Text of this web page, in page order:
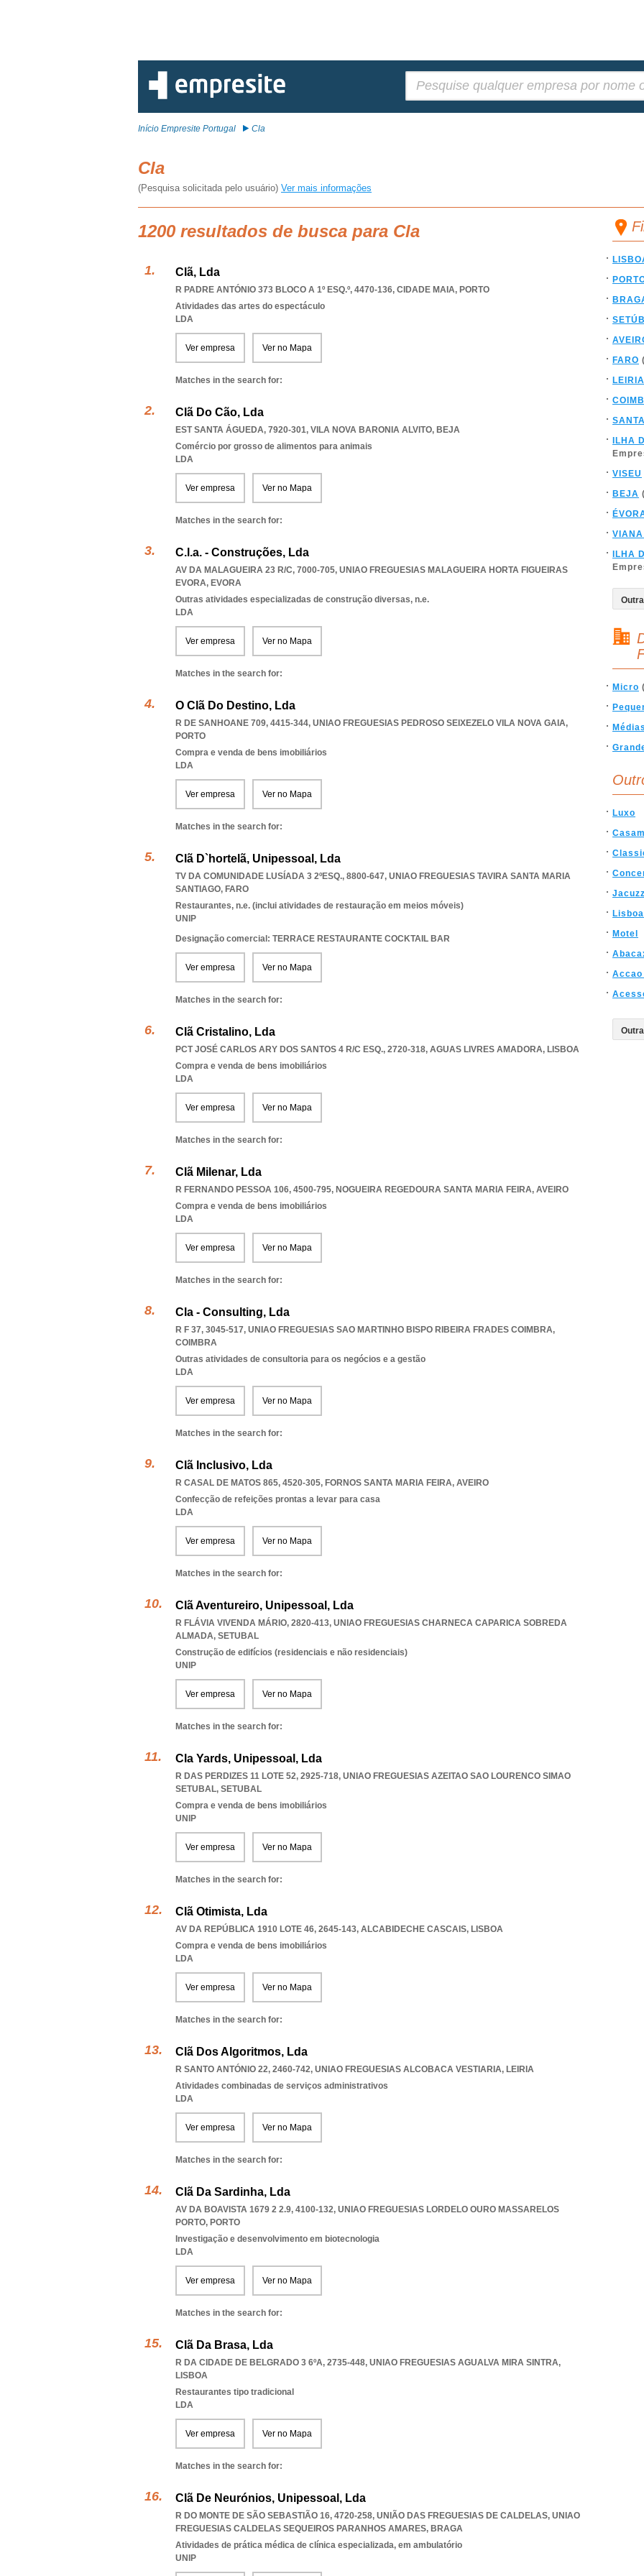
Início Empresite Portugal Cla
Cla
(Pesquisa solicitada pelo usuário) Ver mais informações
1200 resultados de busca para Cla
Clã, Lda
R PADRE ANTÓNIO 373 BLOCO A 1º ESQ.º, 4470-136, CIDADE MAIA, PORTO
Atividades das artes do espectáculo
LDA
Ver empresa Ver no Mapa
Matches in the search for:
Clã Do Cão, Lda
EST SANTA ÁGUEDA, 7920-301, VILA NOVA BARONIA ALVITO, BEJA
Comércio por grosso de alimentos para animais
LDA
Ver empresa Ver no Mapa
Matches in the search for:
C.l.a. - Construções, Lda
AV DA MALAGUEIRA 23 R/C, 7000-705, UNIAO FREGUESIAS MALAGUEIRA HORTA FIGUEIRAS
EVORA, EVORA
Outras atividades especializadas de construção diversas, n.e.
LDA
Ver empresa Ver no Mapa
Matches in the search for:
O Clã Do Destino, Lda
R DE SANHOANE 709, 4415-344, UNIAO FREGUESIAS PEDROSO SEIXEZELO VILA NOVA GAIA,
PORTO
Compra e venda de bens imobiliários
LDA
Ver empresa Ver no Mapa
Matches in the search for:
Clã D`hortelã, Unipessoal, Lda
TV DA COMUNIDADE LUSÍADA 3 2ºESQ., 8800-647, UNIAO FREGUESIAS TAVIRA SANTA MARIA
SANTIAGO, FARO
Restaurantes, n.e. (inclui atividades de restauração em meios móveis)
UNIP
Designação comercial: TERRACE RESTAURANTE COCKTAIL BAR
Ver empresa Ver no Mapa
Matches in the search for:
Clã Cristalino, Lda
PCT JOSÉ CARLOS ARY DOS SANTOS 4 R/C ESQ., 2720-318, AGUAS LIVRES AMADORA, LISBOA
Compra e venda de bens imobiliários
LDA
Ver empresa Ver no Mapa
Matches in the search for:
Clã Milenar, Lda
R FERNANDO PESSOA 106, 4500-795, NOGUEIRA REGEDOURA SANTA MARIA FEIRA, AVEIRO
Compra e venda de bens imobiliários
LDA
Ver empresa Ver no Mapa
Matches in the search for:
Cla - Consulting, Lda
R F 37, 3045-517, UNIAO FREGUESIAS SAO MARTINHO BISPO RIBEIRA FRADES COIMBRA,
COIMBRA
Outras atividades de consultoria para os negócios e a gestão
LDA
Ver empresa Ver no Mapa
Matches in the search for:
Clã Inclusivo, Lda
R CASAL DE MATOS 865, 4520-305, FORNOS SANTA MARIA FEIRA, AVEIRO
Confecção de refeições prontas a levar para casa
LDA
Ver empresa Ver no Mapa
Matches in the search for:
Clã Aventureiro, Unipessoal, Lda
R FLÁVIA VIVENDA MÁRIO, 2820-413, UNIAO FREGUESIAS CHARNECA CAPARICA SOBREDA
ALMADA, SETUBAL
Construção de edifícios (residenciais e não residenciais)
UNIP
Ver empresa Ver no Mapa
Matches in the search for:
Cla Yards, Unipessoal, Lda
R DAS PERDIZES 11 LOTE 52, 2925-718, UNIAO FREGUESIAS AZEITAO SAO LOURENCO SIMAO
SETUBAL, SETUBAL
Compra e venda de bens imobiliários
UNIP
Ver empresa Ver no Mapa
Matches in the search for:
Clã Otimista, Lda
AV DA REPÚBLICA 1910 LOTE 46, 2645-143, ALCABIDECHE CASCAIS, LISBOA
Compra e venda de bens imobiliários
LDA
Ver empresa Ver no Mapa
Matches in the search for:
Clã Dos Algoritmos, Lda
R SANTO ANTÓNIO 22, 2460-742, UNIAO FREGUESIAS ALCOBACA VESTIARIA, LEIRIA
Atividades combinadas de serviços administrativos
LDA
Ver empresa Ver no Mapa
Matches in the search for:
Clã Da Sardinha, Lda
AV DA BOAVISTA 1679 2 2.9, 4100-132, UNIAO FREGUESIAS LORDELO OURO MASSARELOS
PORTO, PORTO
Investigação e desenvolvimento em biotecnologia
LDA
Ver empresa Ver no Mapa
Matches in the search for:
Clã Da Brasa, Lda
R DA CIDADE DE BELGRADO 3 6ºA, 2735-448, UNIAO FREGUESIAS AGUALVA MIRA SINTRA,
LISBOA
Restaurantes tipo tradicional
LDA
Ver empresa Ver no Mapa
Matches in the search for:
Clã De Neurónios, Unipessoal, Lda
R DO MONTE DE SÃO SEBASTIÃO 16, 4720-258, UNIÃO DAS FREGUESIAS DE CALDELAS, UNIAO
FREGUESIAS CALDELAS SEQUEIROS PARANHOS AMARES, BRAGA
Atividades de prática médica de clínica especializada, em ambulatório
UNIP
FARO
LEIRIA
ILHA
VISEU
BEJA
ILHA
Micro
Médias
Luxo
Lisboa
Motel
Accao